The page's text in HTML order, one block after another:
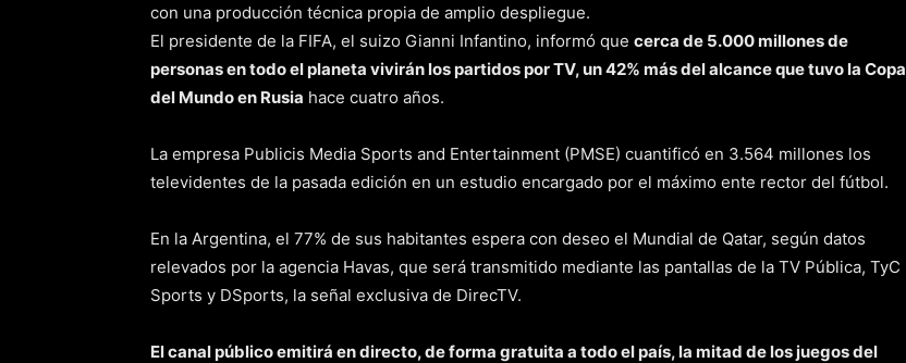
con una producción técnica propia de amplio despliegue.
El presidente de la FIFA, el suizo Gianni Infantino, informó que cerca de 5.000 millones de
personas en todo el planeta vivirán los partidos por TV, un 42% más del alcance que tuvo la Copa
del Mundo en Rusia hace cuatro años.
La empresa Publicis Media Sports and Entertainment (PMSE) cuantificó en 3.564 millones los
televidentes de la pasada edición en un estudio encargado por el máximo ente rector del fútbol.
En la Argentina, el 77% de sus habitantes espera con deseo el Mundial de Qatar, según datos
relevados por la agencia Havas, que será transmitido mediante las pantallas de la TV Pública, TyC
Sports y DSports, la señal exclusiva de DirecTV.
El canal público emitirá en directo, de forma gratuita a todo el país, la mitad de los juegos del